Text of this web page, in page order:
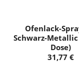
Ofenlack-
Schwarz-
Dose)